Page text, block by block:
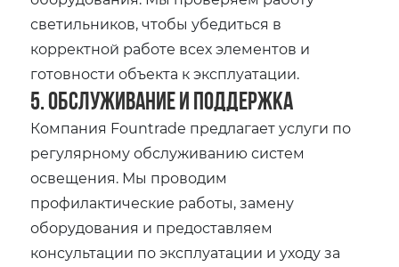
светильников, чтобы убедиться в
корректной работе всех элементов и
готовности объекта к эксплуатации.
5. Обслуживание и поддержка
Компания Fountrade предлагает услуги по
регулярному обслуживанию систем
освещения. Мы проводим
профилактические работы, замену
оборудования и предоставляем
консультации по эксплуатации и уходу за